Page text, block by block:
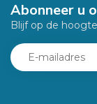
Abonneer u
Blijf op de